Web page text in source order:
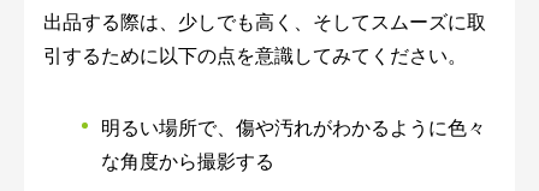
出品する際は、少しでも高く、そしてスムーズに取
引するために以下の点を意識してみてください。
明るい場所で、傷や汚れがわかるように色々
な角度から撮影する